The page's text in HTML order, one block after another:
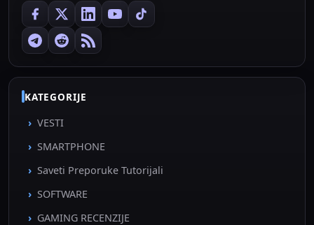
KATEGORIJE
VESTI
SMARTPHONE
Saveti Preporuke Tutorijali
SOFTWARE
GAMING RECENZIJE